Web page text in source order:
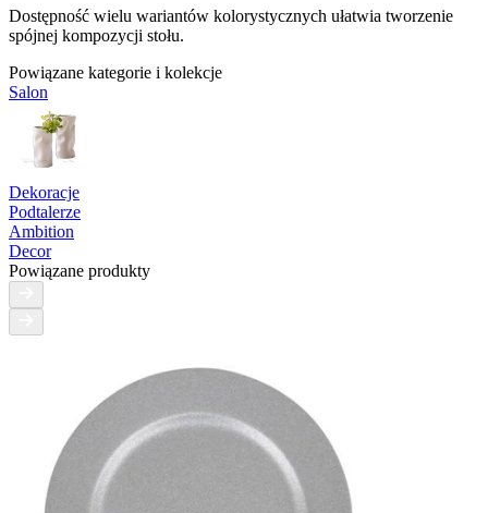
Dostępność wielu wariantów kolorystycznych ułatwia tworzenie
spójnej kompozycji stołu.
Powiązane kategorie i kolekcje
Salon
Dekoracje
Podtalerze
Ambition
Decor
Powiązane produkty